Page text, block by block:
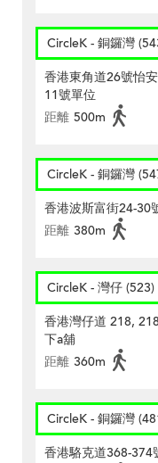
CircleK - 銅鑼灣
香港東角道26號怡
11號單位
距離 500m
CircleK - 銅鑼灣
香港波斯富街24-30
距離 380m
CircleK - 灣仔 (523)
香港灣仔道 218,
下a舖
距離 360m
CircleK - 銅鑼灣
香港駱克道368-